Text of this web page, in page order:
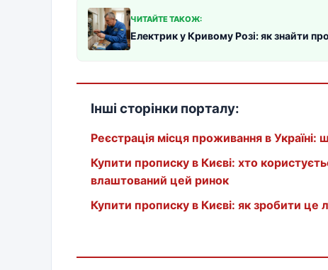
ЧИТАЙТЕ ТАКОЖ:
Електрик у Кривому Розі: як знайти
Інші сторінки порталу:
Реєстрація місця проживання в
Купити прописку в Києві: хто
влаштований цей ринок
Купити прописку в Києві: як зробити це